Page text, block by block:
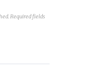
Required fields